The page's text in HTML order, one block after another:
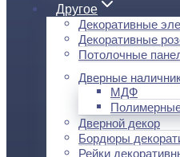
Другое
Декоративные
Декоративные
Потолочные
Дверные
МДФ
Дверной декор
Бордюры
Рейки